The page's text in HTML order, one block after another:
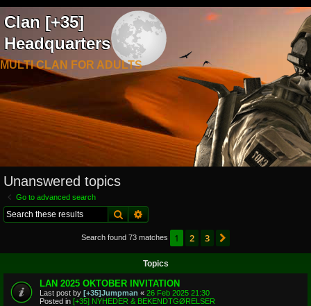
Clan [+35]
Headquarters
MULTI CLAN FOR ADULTS
Unanswered topics
Go to advanced search
Search
Search found 73 matches 1 2 3
Topics
LAN 2025 OKTOBER INVITATION
Last post by [+35]Jumpman « 26 Feb 2025 21:30
Posted in [+35] NYHEDER & BEKENDTGØRELSER